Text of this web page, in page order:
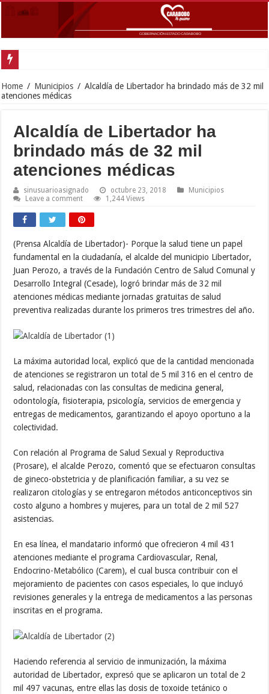
Home / Municipios / Alcaldía de Libertador ha brindado más de 32 mil
atenciones médicas
Alcaldía de Libertador ha
brindado más de 32 mil
atenciones médicas
sinusuarioasignado octubre 23, 2018
Municipios
Leave a comment
1,244 Views
(Prensa Alcaldía de Libertador)- Porque la salud tiene un papel
fundamental en la ciudadanía, el alcalde del municipio Libertador,
Juan Perozo, a través de la Fundación Centro de Salud Comunal y
Desarrollo Integral (Cesade), logró brindar más de 32 mil
atenciones médicas mediante jornadas gratuitas de salud
preventiva realizadas durante los primeros tres trimestres del año.
La máxima autoridad local, explicó que de la cantidad mencionada
de atenciones se registraron un total de 5 mil 316 en el centro de
salud, relacionadas con las consultas de medicina general,
odontología, fisioterapia, psicología, servicios de emergencia y
entregas de medicamentos, garantizando el apoyo oportuno a la
colectividad.
Con relación al Programa de Salud Sexual y Reproductiva
(Prosare), el alcalde Perozo, comentó que se efectuaron consultas
de gineco-obstetricia y de planificación familiar, a su vez se
realizaron citologías y se entregaron métodos anticonceptivos sin
costo alguno a hombres y mujeres, para un total de 2 mil 527
asistencias.
En esa línea, el mandatario informó que ofrecieron 4 mil 431
atenciones mediante el programa Cardiovascular, Renal,
Endocrino-Metabólico (Carem), el cual busca contribuir con el
mejoramiento de pacientes con casos especiales, lo que incluyó
revisiones generales y la entrega de medicamentos a las personas
inscritas en el programa.
Haciendo referencia al servicio de inmunización, la máxima
autoridad de Libertador, expresó que se aplicaron un total de 2
mil 497 vacunas, entre ellas las dosis de toxoide tetánico o